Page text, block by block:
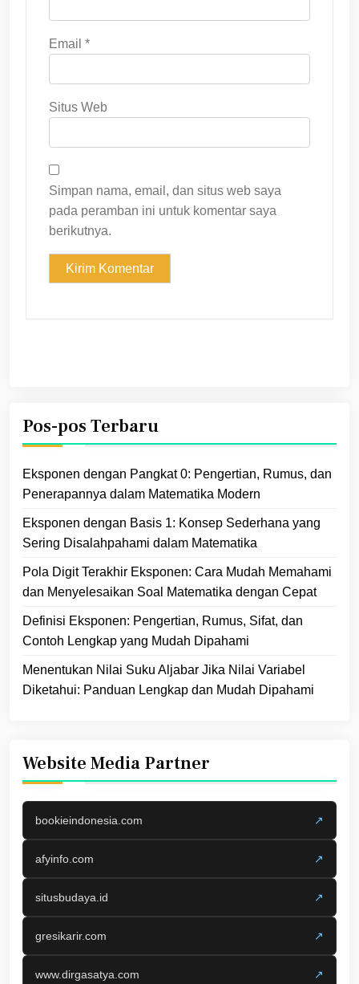
Email *
Situs Web
Simpan nama, email, dan situs web saya
pada peramban ini untuk komentar saya
berikutnya.
Pos-pos Terbaru
Eksponen dengan Pangkat 0: Pengertian, Rumus, dan
Penerapannya dalam Matematika Modern
Eksponen dengan Basis 1: Konsep Sederhana yang
Sering Disalahpahami dalam Matematika
Pola Digit Terakhir Eksponen: Cara Mudah Memahami
dan Menyelesaikan Soal Matematika dengan Cepat
Definisi Eksponen: Pengertian, Rumus, Sifat, dan
Contoh Lengkap yang Mudah Dipahami
Menentukan Nilai Suku Aljabar Jika Nilai Variabel
Diketahui: Panduan Lengkap dan Mudah Dipahami
Website Media Partner
bookieindonesia.com ↗
afyinfo.com ↗
situsbudaya.id ↗
gresikarir.com ↗
www.dirgasatya.com ↗